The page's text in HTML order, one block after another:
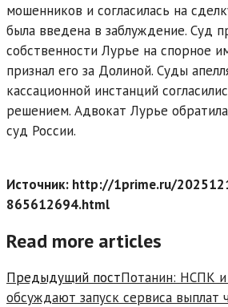
мошенников и согласилась на
была введена в заблуждение. Суд
собственности Лурье на спорное
признал его за Долиной. Суды
кассационной инстанций
решением. Адвокат Лурье
суд России.
Источник: http://1prime.ru/
865612694.html
Read more articles
Предыдущий постПотанин: НСПК и
обсуждают запуск сервиса выплат